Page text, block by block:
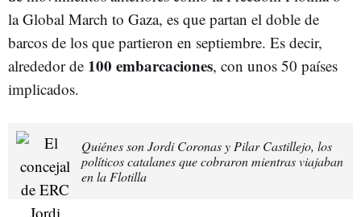
la Global March to Gaza, es que partan el doble de
barcos de los que partieron en septiembre. Es decir,
alrededor de 100 embarcaciones, con unos 50 países
implicados.
Quiénes son Jordi Coronas y Pilar Castillejo, los
políticos catalanes que cobraron mientras viajaban
en la Flotilla